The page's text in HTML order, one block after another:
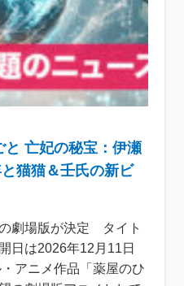
と 亡妃の秘宝：伊瀬
猫猫＆壬氏の新ビ
劇場版が決定 タイト
日は2026年12月11日
アニメ作品「薬屋のひ